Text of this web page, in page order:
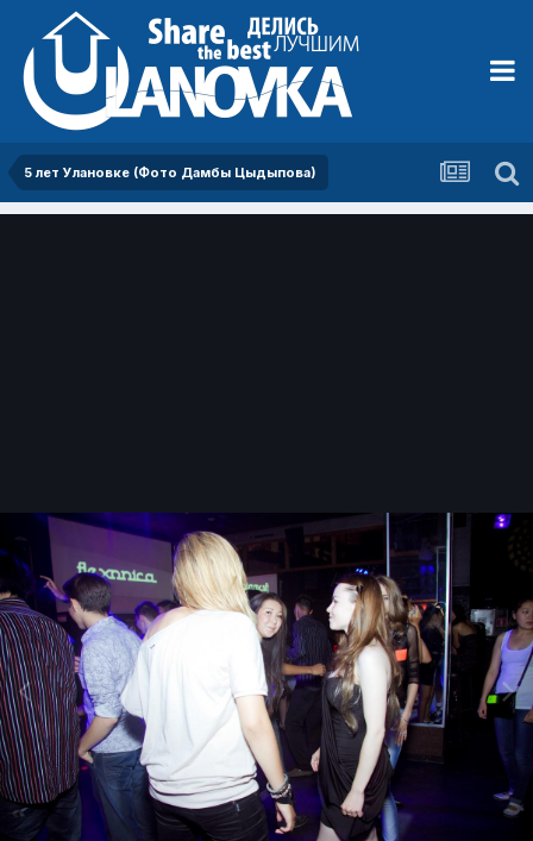
5 лет Улановке (Фото Дамбы Цыдыпова)